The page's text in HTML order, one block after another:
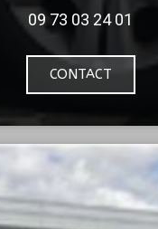
09 73 03 24 01
CONTACT